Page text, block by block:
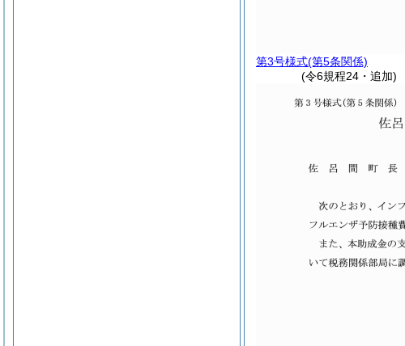
第3号様式(第5条関係)
(令6規程24・追加)